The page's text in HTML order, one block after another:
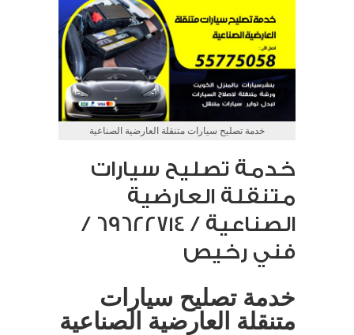
خدمة تصليح سيارات متنقلة العارضية الصناعية
خدمة تصليح سيارات
متنقلة العارضية
الصناعية / 69622714‬ /
فني رخيص
خدمة تصليح سيارات
متنقلة العارضية الصناعية